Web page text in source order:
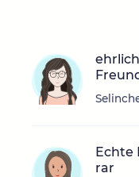
Echte
rar